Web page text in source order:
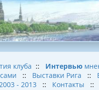
клуба :: Интервью
:: Выставки Рига ::
- 2013 :: Контакты ::